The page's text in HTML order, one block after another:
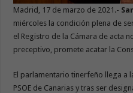
Madrid, 17 de marzo de 2021.-
miércoles la condición plena de
el Registro de la Cámara de acta
preceptivo, promete acatar la
El parlamentario tinerfeño llega a
PSOE de Canarias y tras ser